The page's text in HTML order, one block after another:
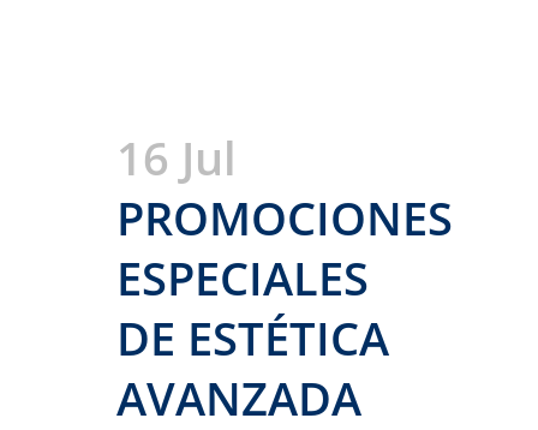
16 Jul
PROMOCIONES
ESPECIALES
DE ESTÉTICA
AVANZADA